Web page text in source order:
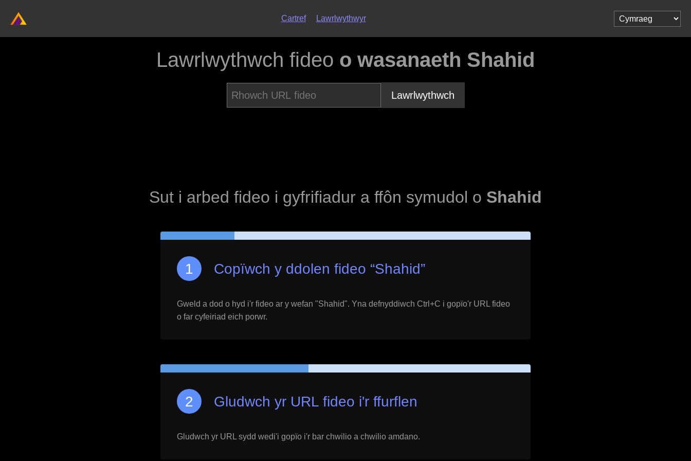
Cartref Lawrlwythwyr
Lawrlwythwch fideo o wasanaeth Shahid
Lawrlwythwch
Sut i arbed fideo i gyfrifiadur a ffôn symudol o Shahid
Copïwch y ddolen fideo “Shahid”
Gweld a dod o hyd i'r fideo ar y wefan "Shahid". Yna defnyddiwch Ctrl+C i gopïo'r URL fideo
o far cyfeiriad eich porwr.
Gludwch yr URL fideo i'r ffurflen
Gludwch yr URL sydd wedi'i gopïo i'r bar chwilio a chwilio amdano.